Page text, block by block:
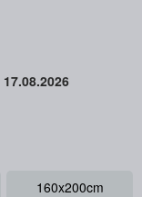
17.08.2026
160x200cm